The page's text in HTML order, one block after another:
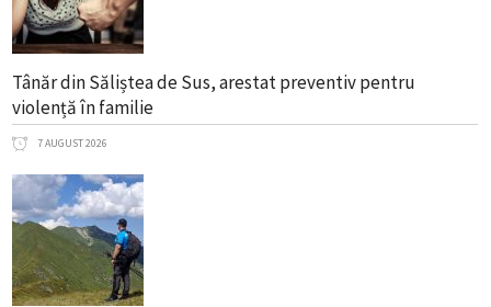
Tânăr din Săliștea de Sus, arestat preventiv pentru
violență în familie
7 AUGUST 2026